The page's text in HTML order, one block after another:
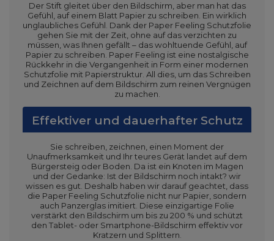
Der Stift gleitet über den Bildschirm, aber man hat das
Gefühl, auf einem Blatt Papier zu schreiben. Ein wirklich
unglaubliches Gefühl. Dank der Paper Feeling Schutzfolie
gehen Sie mit der Zeit, ohne auf das verzichten zu
müssen, was Ihnen gefällt – das wohltuende Gefühl, auf
Papier zu schreiben. Paper Feeling ist eine nostalgische
Rückkehr in die Vergangenheit in Form einer modernen
Schutzfolie mit Papierstruktur. All dies, um das Schreiben
und Zeichnen auf dem Bildschirm zum reinen Vergnügen
zu machen.
Effektiver und dauerhafter Schutz
Sie schreiben, zeichnen, einen Moment der
Unaufmerksamkeit und Ihr teures Gerät landet auf dem
Bürgersteig oder Boden. Da ist ein Knoten im Magen
und der Gedanke: Ist der Bildschirm noch intakt? wir
wissen es gut. Deshalb haben wir darauf geachtet, dass
die Paper Feeling Schutzfolie nicht nur Papier, sondern
auch Panzerglas imitiert. Diese einzigartige Folie
verstärkt den Bildschirm um bis zu 200 % und schützt
den Tablet- oder Smartphone-Bildschirm effektiv vor
Kratzern und Splittern.